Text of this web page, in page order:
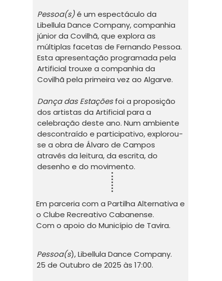
Pessoa(s), Libellula Dance Company.
25 de Outubro de 2025 às 17:00.
Pessoa(s)é um espectáculo da
Libellula Dance Company, companhia
júnior da Covilhã, que explora as
múltiplas facetas de Fernando Pessoa.
Esta apresentação programada pela
Artificial trouxe a companhia da
Covilhã pela primeira vez ao Algarve.
Dança das Estaçõesfoi a proposição
dos artistas da Artificial para a
celebração deste ano. Num ambiente
descontraído e participativo, explorou-
se a obra de Álvaro de Campos
através da leitura, da escrita, do
desenho e do movimento.
Em parceria com a Partilha Alternativa e
o Clube Recreativo Cabanense.
Com o apoio do Município de Tavira.